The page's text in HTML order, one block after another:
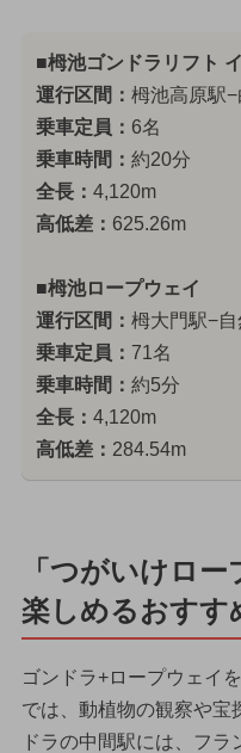
■栂池ゴンドラリフト
運行区間： 栂池高原駅
乗車定員： 6名
乗車時間： 約20分
全長： 4,120m
高低差： 625.26m
■栂池ロープウェイ
運行区間： 栂大門駅−自
乗車定員： 71名
乗車時間： 約5分
全長： 4,120m
高低差： 284.54m
「つがいけロ
楽しめるおすす
ゴンドラ+ロープウェイ
では、動植物の観察や宝
ドラの中間駅には、フ